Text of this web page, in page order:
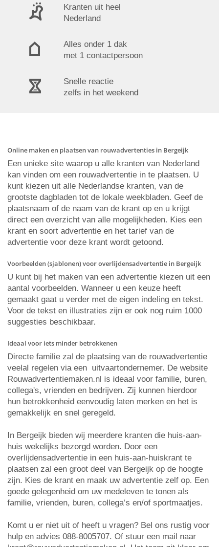
Kranten uit heel
Nederland
Alles onder 1 dak
met 1 contactpersoon
Snelle reactie
zelfs in het weekend
Online maken en plaatsen van rouwadvertenties in Bergeijk
Een unieke site waarop u alle kranten van Nederland
kan vinden om een rouwadvertentie in te plaatsen. U
kunt kiezen uit alle Nederlandse kranten, van de
grootste dagbladen tot de lokale weekbladen. Geef de
plaatsnaam of de naam van de krant op en u krijgt
direct een overzicht van alle mogelijkheden. Kies een
krant en soort advertentie en het tarief van de
advertentie voor deze krant wordt getoond.
Voorbeelden (sjablonen) voor overlijdensadvertentie in Bergeijk
U kunt bij het maken van een advertentie kiezen uit een
aantal voorbeelden. Wanneer u een keuze heeft
gemaakt gaat u verder met de eigen indeling en tekst.
Voor de tekst en illustraties zijn er ook nog ruim 1000
suggesties beschikbaar.
Ideaal voor iets minder betrokkenen
Directe familie zal de plaatsing van de rouwadvertentie
veelal regelen via een uitvaartondernemer. De website
Rouwadvertentiemaken.nl is ideaal voor familie, buren,
collega's, vrienden en bedrijven. Zij kunnen hierdoor
hun betrokkenheid eenvoudig laten merken en het is
gemakkelijk en snel geregeld.
In Bergeijk bieden wij meerdere kranten die huis-aan-
huis wekelijks bezorgd worden. Door een
overlijdensadvertentie in een huis-aan-huiskrant te
plaatsen zal een groot deel van Bergeijk op de hoogte
zijn. Kies de krant en maak uw advertentie zelf op. Een
goede gelegenheid om uw medeleven te tonen als
familie, vrienden, buren, collega’s en/of sportmaatjes.
Komt u er niet uit of heeft u vragen? Bel ons rustig voor
hulp en advies 088-8005707. Of stuur een mail naar